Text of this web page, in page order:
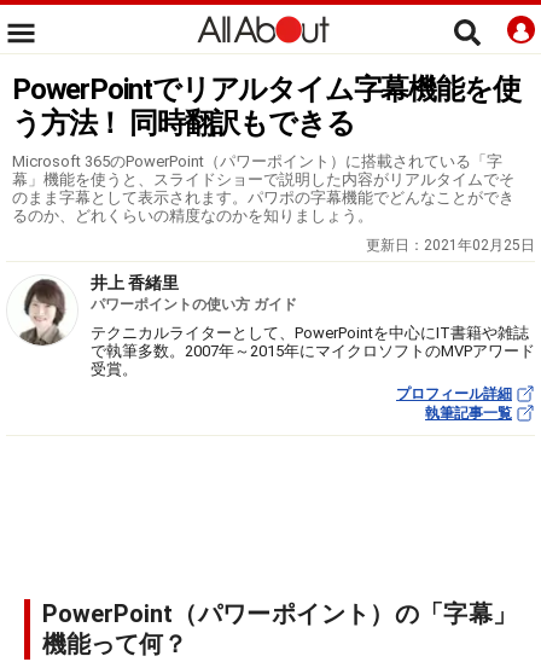
PowerPointでリアルタイム字幕機能を使
う方法！ 同時翻訳もできる
Microsoft 365のPowerPoint（パワーポイント）に搭載されている「字
幕」機能を使うと、スライドショーで説明した内容がリアルタイムでそ
のまま字幕として表示されます。パワポの字幕機能でどんなことができ
るのか、どれくらいの精度なのかを知りましょう。
更新日： 2021年02月25日
井上 香緒里
パワーポイントの使い方 ガイド
テクニカルライターとして、PowerPointを中心にIT書籍や雑誌
で執筆多数。2007年～2015年にマイクロソフトのMVPアワード
受賞。
プロフィール詳細
執筆記事一覧
PowerPoint（パワーポイント）の「字幕」
機能って何？